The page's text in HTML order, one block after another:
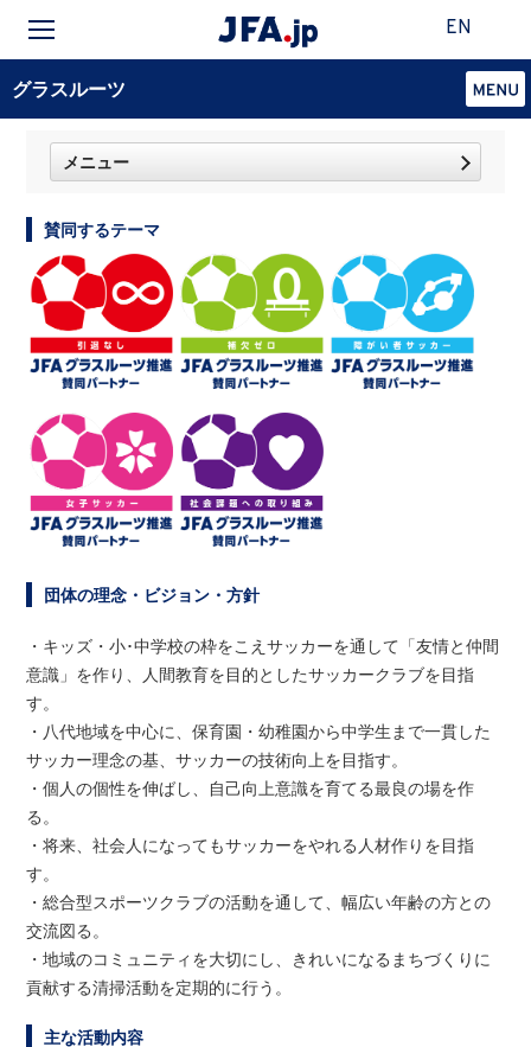
EN
グラスルーツ
メニュー
賛同するテーマ
団体の理念・ビジョン・方針
・キッズ・小･中学校の枠をこえサッカーを通して「友情と仲間
意識」を作り、人間教育を目的としたサッカークラブを目指
す。
・八代地域を中心に、保育園・幼稚園から中学生まで一貫した
サッカー理念の基、サッカーの技術向上を目指す。
・個人の個性を伸ばし、自己向上意識を育てる最良の場を作
る。
・将来、社会人になってもサッカーをやれる人材作りを目指
す。
・総合型スポーツクラブの活動を通して、幅広い年齢の方との
交流図る。
・地域のコミュニティを大切にし、きれいになるまちづくりに
貢献する清掃活動を定期的に行う。
主な活動内容